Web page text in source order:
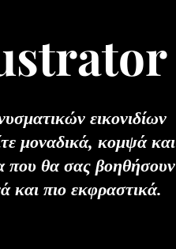
εικονιδίων
μοναδικά, κομψά και
που θα σας βοηθήσουν
και πιο εκφραστικά.